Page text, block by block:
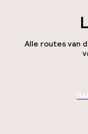
Alle routes van